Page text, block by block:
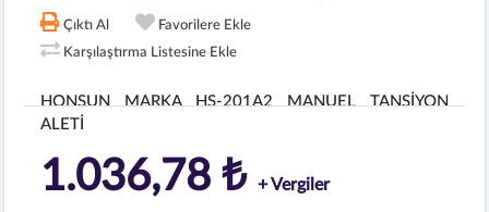
Çıktı Al
Favorilere Ekle
Karşılaştırma Listesine Ekle
HONSUN MARKA HS-201A2 MANUEL TANSİYON
ALETİ
1.036,78 ₺ + Vergiler